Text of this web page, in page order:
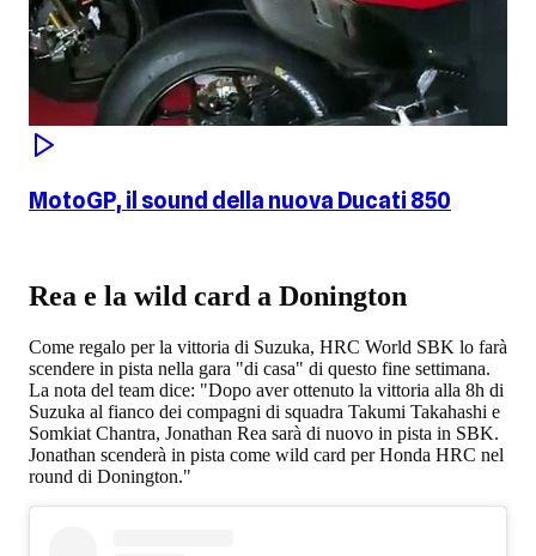
MotoGP, il sound della nuova Ducati 850
Rea e la wild card a Donington
Come regalo per la vittoria di Suzuka, HRC World SBK lo farà
scendere in pista nella gara "di casa" di questo fine settimana.
La nota del team dice: "Dopo aver ottenuto la vittoria alla 8h di
Suzuka al fianco dei compagni di squadra Takumi Takahashi e
Somkiat Chantra, Jonathan Rea sarà di nuovo in pista in SBK.
Jonathan scenderà in pista come wild card per Honda HRC nel
round di Donington."